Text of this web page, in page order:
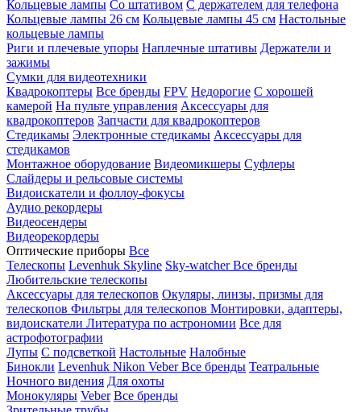
Кольцевые лампы Со штативом C держателем для телефона
Кольцевые лампы 26 см Кольцевые лампы 45 см Настольные
кольцевые лампы
Риги и плечевые упоры Наплечные штативы Держатели и
зажимы
Сумки для видеотехники
Квадрокоптеры Все бренды FPV Недорогие С хорошей
камерой На пульте управления Аксессуары для
квадрокоптеров Запчасти для квадрокоптеров
Стедикамы Электронные стедикамы Аксессуары для
стедикамов
Монтажное оборудование Видеомикшеры Суфлеры
Слайдеры и рельсовые системы
Видоискатели и фоллоу-фокусы
Аудио рекордеры
Видеосендеры
Видеорекордеры
Оптические приборы Все
Телескопы Levenhuk Skyline Sky-watcherВсе бренды
Любительские телескопы
Аксессуары для телескопов Окуляры, линзы, призмы для
телескопов Фильтры для телескопов Монтировки, адаптеры,
видоискатели Литература по астрономии Все для
астрофотографии
Лупы С подсветкой Настольные Налобные
Бинокли Levenhuk Nikon VeberВсе бренды Театральные
Ночного видения Для охоты
Монокуляры Veber Все бренды